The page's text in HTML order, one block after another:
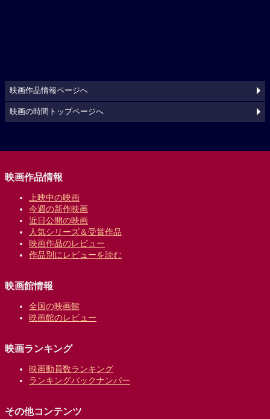
映画作品情報ページへ
映画の時間トップページへ
映画作品情報
上映中の映画
今週の新作映画
近日公開の映画
人気シリーズ＆受賞作品
映画作品のレビュー
作品別にレビューを読む
映画館情報
全国の映画館
映画館のレビュー
映画ランキング
映画動員数ランキング
ランキングバックナンバー
その他コンテンツ